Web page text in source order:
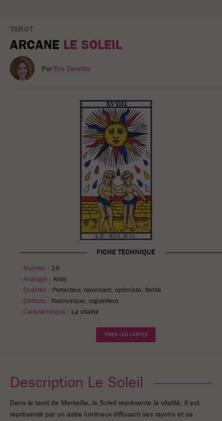
TAROT
ARCANE LE SOLEIL
Par Eva Delattre
FICHE TECHNIQUE
- Numéro : 19
- Analogie : Array
- Qualités : Protecteur, rayonnant, optimiste, fertile
- Défauts : Narcissique, orgueilleux
- Caractéristique : La vitalité
TIRER LES CARTES
Description Le Soleil
Dans le tarot de Marseille, le Soleil représente la vitalité. Il est
représenté par un astre lumineux diffusant ses rayons et sa